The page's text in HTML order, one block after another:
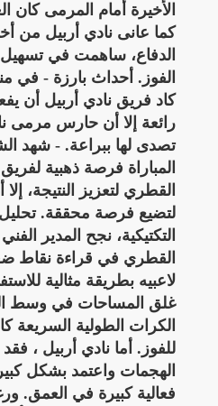
الأخيرة أمام المرمى كان
كما عانى نادي أربيل من
الدفاع، ساهمت في
الفوز. أحداث بارزة - في
كاد فريق نادي أربيل أن
رائعة إلا أن حارس مرمى
تصدى لها ببراعة. - شهد
المباراة فرصة ذهبية
القطري لتعزيز النتيجة،
لتضيع فرصة محققة. تحليل
التكتيكية، نجح المدير
القطري في قراءة
لاعبيه بطريقة مثالية
غلق المساحات في وسط
الكرات الطولية السريعة
للفوز. أما نادي أربيل ،
الهجمات واعتمد بشكل
فعالية كبيرة في العمق.